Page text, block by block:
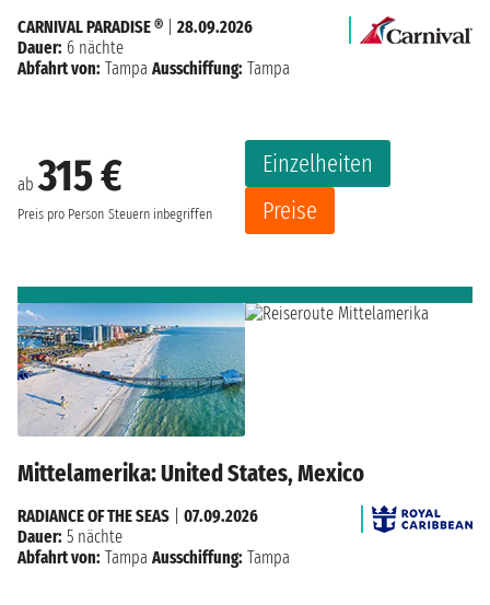
ab315 €
Preis pro Person Steuern inbegriffen
Einzelheiten
Preise
CARNIVAL PARADISE ®
28.09.2026
Dauer: 6 nächte
Abfahrt von: Tampa Ausschiffung: Tampa
Mittelamerika: United States, Mexico
RADIANCE OF THE SEAS
07.09.2026
Dauer: 5 nächte
Abfahrt von: Tampa Ausschiffung: Tampa